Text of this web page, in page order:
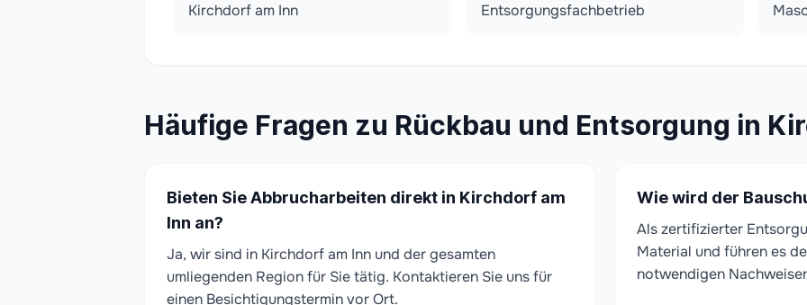
Kirchdorf am Inn
Entsorgungsfachbetrieb
Häufige Fragen zu Rückbau und Entsorgung in
Bieten Sie Abbrucharbeiten direkt in Kirchdorf am
Inn an?
Ja, wir sind in Kirchdorf am Inn und der gesamten
umliegenden Region für Sie tätig. Kontaktieren Sie uns für
einen Besichtigungstermin vor Ort.
Wie wird der
Als zertifizierter
Material und führen es
notwendigen